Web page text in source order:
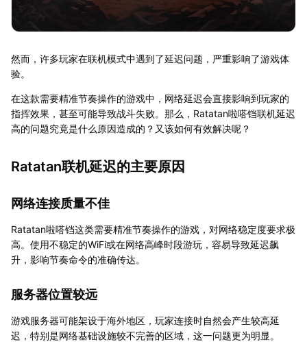
然而，许多玩家在联机模式中遇到了延迟问题，严重影响了游戏体
验。
在这款需要精准节奏操作的游戏中，网络延迟会直接影响到玩家的
指挥效果，甚至可能导致战斗失败。那么，Ratatan啦嗒铛联机延迟
高的问题究竟是什么原因造成的？又该如何有效解决呢？
Ratatan联机延迟的主要原因
网络连接质量不佳
Ratatan啦嗒铛这类需要精准节奏操作的游戏，对网络稳定度要求极
高。使用不稳定的WiFi或在网络高峰时段游玩，容易导致延迟飙
升，影响节奏命令的准确传达。
服务器位置较远
游戏服务器可能架设于海外地区，玩家连接时自然会产生较高延
迟，特别是网络基础设施较不完善的区域，这一问题更为明显。